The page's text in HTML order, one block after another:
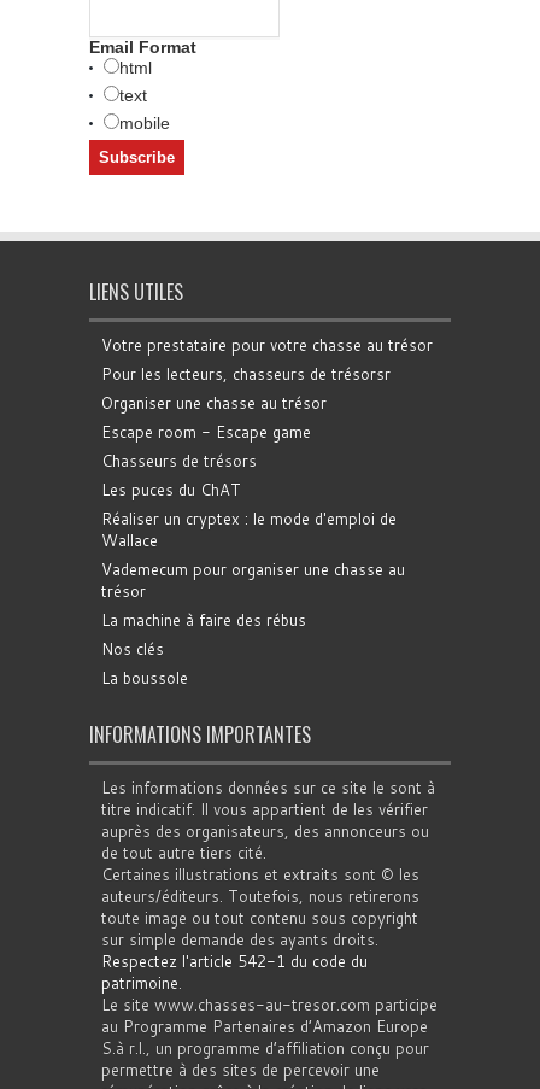
Email Format
html
text
mobile
LIENS UTILES
Votre prestataire pour votre chasse au trésor
Pour les lecteurs, chasseurs de trésorsr
Organiser une chasse au trésor
Escape room - Escape game
Chasseurs de trésors
Les puces du ChAT
Réaliser un cryptex : le mode d'emploi de
Wallace
Vademecum pour organiser une chasse au
trésor
La machine à faire des rébus
Nos clés
La boussole
INFORMATIONS IMPORTANTES
Les informations données sur ce site le sont à
titre indicatif. Il vous appartient de les vérifier
auprès des organisateurs, des annonceurs ou
de tout autre tiers cité.
Certaines illustrations et extraits sont © les
auteurs/éditeurs. Toutefois, nous retirerons
toute image ou tout contenu sous copyright
sur simple demande des ayants droits.
Respectez l'article 542-1 du code du
patrimoine.
Le site www.chasses-au-tresor.com participe
au Programme Partenaires d’Amazon Europe
S.à r.l., un programme d’affiliation conçu pour
permettre à des sites de percevoir une